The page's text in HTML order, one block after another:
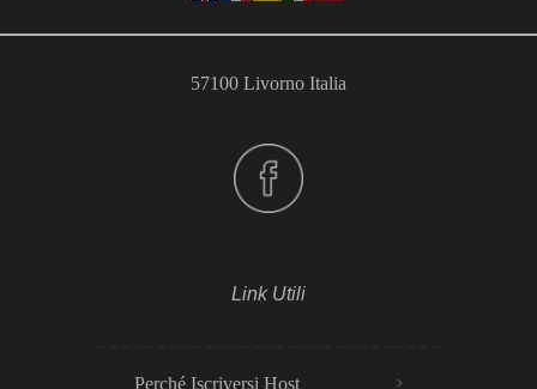
57100 Livorno Italia
Link Utili
Perché Iscriversi Host